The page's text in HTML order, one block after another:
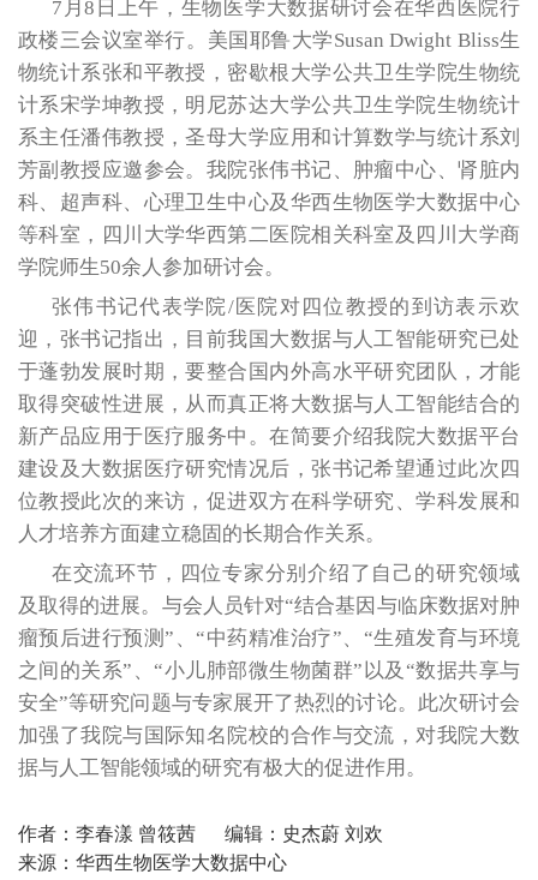
7 月8日上午，生物医学大数据研讨会在华西医院行
政楼三会议室举行。美国耶鲁大学Susan Dwight Bliss生
物统计系张和平教授，密歇根大学公共卫生学院生物统
计系宋学坤教授，明尼苏达大学公共卫生学院生物统计
系主任潘伟教授，圣母大学应用和计算数学与统计系刘
芳副教授应邀参会。我院张伟书记、肿瘤中心、肾脏内
科、超声科、心理卫生中心及华西生物医学大数据中心
等科室，四川大学华西第二医院相关科室及四川大学商
学院师生50余人参加研讨会。
张伟书记代表学院/医院对四位教授的到访表示欢
迎，张书记指出，目前我国大数据与人工智能研究已处
于蓬勃发展时期，要整合国内外高水平研究团队，才能
取得突破性进展，从而真正将大数据与人工智能结合的
新产品应用于医疗服务中。在简要介绍我院大数据平台
建设及大数据医疗研究情况后，张书记希望通过此次四
位教授此次的来访，促进双方在科学研究、学科发展和
人才培养方面建立稳固的长期合作关系。
在交流环节，四位专家分别介绍了自己的研究领域
及取得的进展。与会人员针对“结合基因与临床数据对肿
瘤预后进行预测”、“中药精准治疗”、“生殖发育与环境
之间的关系”、“小儿肺部微生物菌群”以及“数据共享与
安全”等研究问题与专家展开了热烈的讨论。此次研讨会
加强了我院与国际知名院校的合作与交流，对我院大数
据与人工智能领域的研究有极大的促进作用。
作者：李春漾 曾筱茜
编辑：史杰蔚 刘欢
来源：华西生物医学大数据中心